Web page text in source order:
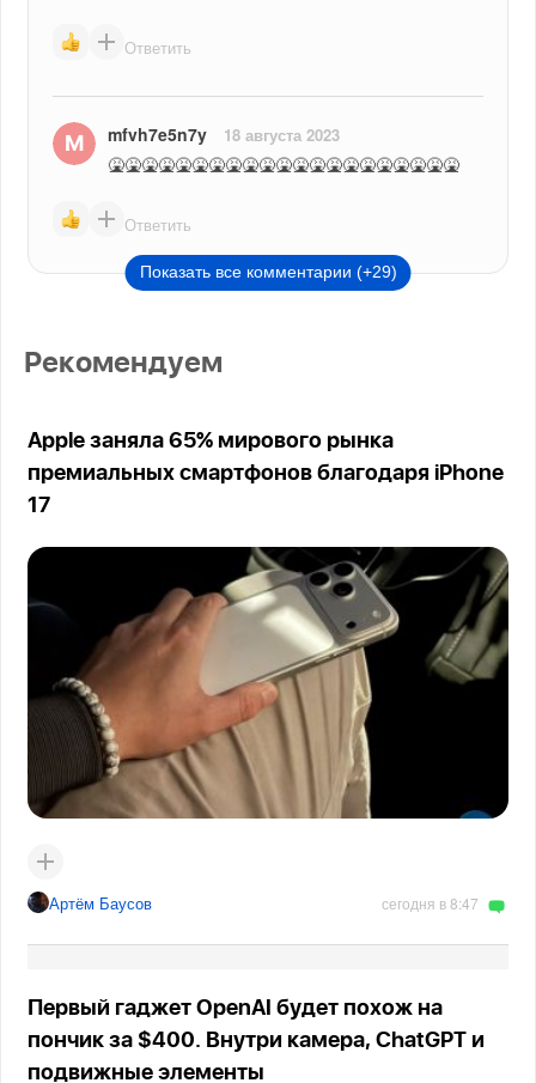
Ответить
mfvh7e5n7y 18 августа 2023
🤮🤮🤮🤮🤮🤮🤮🤮🤮🤮🤮🤮🤮🤮🤮🤮🤮🤮🤮🤮🤮
Ответить
Показать все комментарии (+29)
Рекомендуем
Apple заняла 65% мирового рынка
премиальных смартфонов благодаря iPhone
17
Артём Баусов сегодня в 8:47
Первый гаджет OpenAI будет похож на
пончик за $400. Внутри камера, ChatGPT и
подвижные элементы